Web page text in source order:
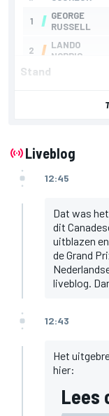
Stand
Liveblog
12:45
Dat was
dit
uitblazen
de Grand
liveblog.
12:43
Het
hier:
Lees